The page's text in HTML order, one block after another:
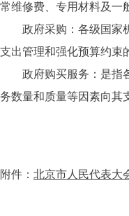
常维修费、专用材料及一
政府采购：各级国家机
支出管理和强化预算约束
政府购买服务：是指各
务数量和质量等因素向其
附件： 北京市人民代表大